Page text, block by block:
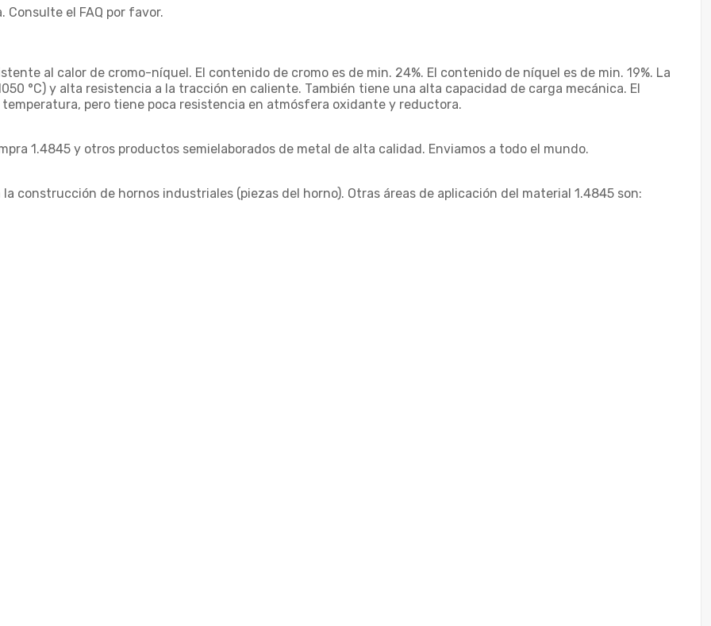
el FAQ por favor.
al calor de cromo-níquel. El contenido de cromo es de min. 24%. El contenido de níquel es de min. 19%. La
°C) y alta resistencia a la tracción en caliente. También tiene una alta capacidad de carga mecánica. El
pero tiene poca resistencia en atmósfera oxidante y reductora.
1.4845 y otros productos semielaborados de metal de alta calidad. Enviamos a todo el mundo.
construcción de hornos industriales (piezas del horno). Otras áreas de aplicación del material 1.4845 son: